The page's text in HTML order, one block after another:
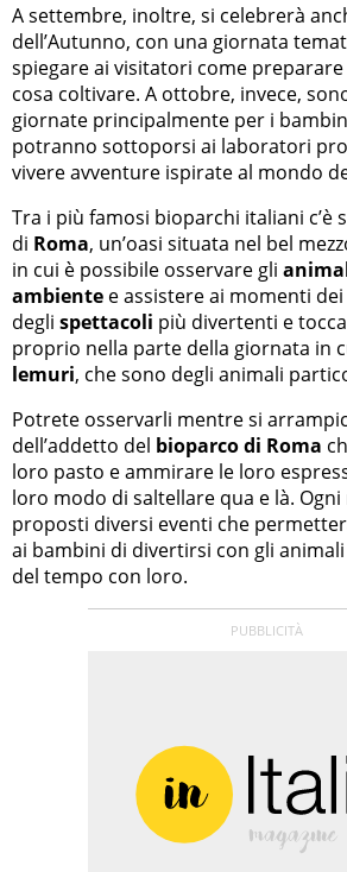
A settembre, inoltre, si celebrerà
dell’Autunno, con una giornata
spiegare ai visitatori come
cosa coltivare. A ottobre, invece,
giornate principalmente per i
potranno sottoporsi ai laboratori
vivere avventure ispirate al mondo
Tra i più famosi bioparchi italiani c’è
di Roma, un’oasi situata nel bel
in cui è possibile osservare gli
ambiente e assistere ai momenti
degli spettacoli più divertenti e
proprio nella parte della giornata in
lemuri, che sono degli animali
Potrete osservarli mentre si
dell’addetto del bioparco di Roma
loro pasto e ammirare le loro
loro modo di saltellare qua e là. Ogni
proposti diversi eventi che
ai bambini di divertirsi con gli
del tempo con loro.